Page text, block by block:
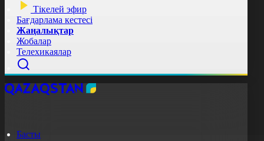
Тікелей эфир
Бағдарлама кестесі
Жаңалықтар
Жобалар
Телехикаялар
Басты